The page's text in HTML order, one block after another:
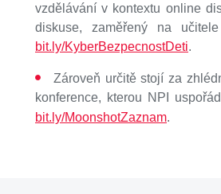
vzdělávání v kontextu online
diskuse, zaměřený na
bit.ly/KyberBezpecnostDeti.
Zároveň určitě stojí za
konference, kterou NPI
bit.ly/MoonshotZaznam.